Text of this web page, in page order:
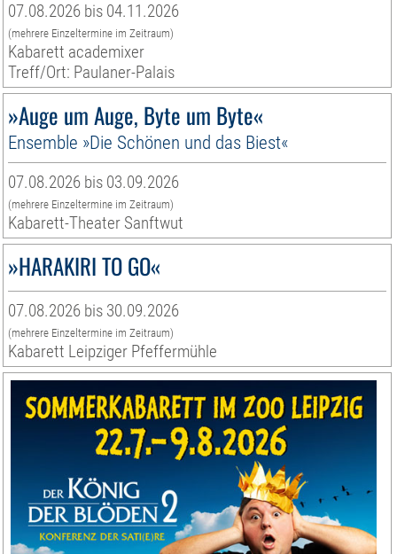
07.08.2026 bis 04.11.2026
(mehrere Einzeltermine im Zeitraum)
Kabarett academixer
Treff/Ort: Paulaner-Palais
»Auge um Auge, Byte um Byte«
Ensemble »Die Schönen und das Biest«
07.08.2026 bis 03.09.2026
(mehrere Einzeltermine im Zeitraum)
Kabarett-Theater Sanftwut
»HARAKIRI TO GO«
07.08.2026 bis 30.09.2026
(mehrere Einzeltermine im Zeitraum)
Kabarett Leipziger Pfeffermühle